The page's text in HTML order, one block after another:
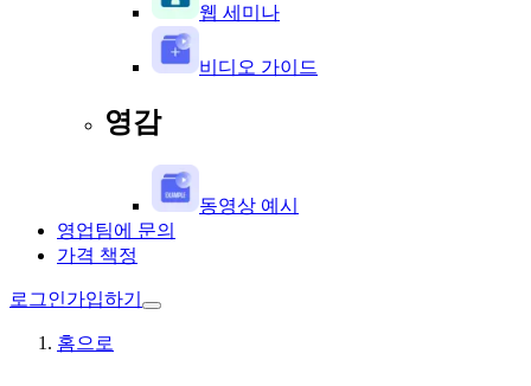
웹 세미나
비디오 가이드
영감
동영상 예시
영업팀에 문의
가격 책정
로그인가입하기
홈으로